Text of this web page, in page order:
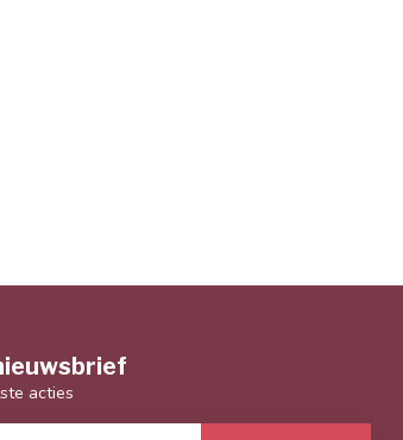
acties